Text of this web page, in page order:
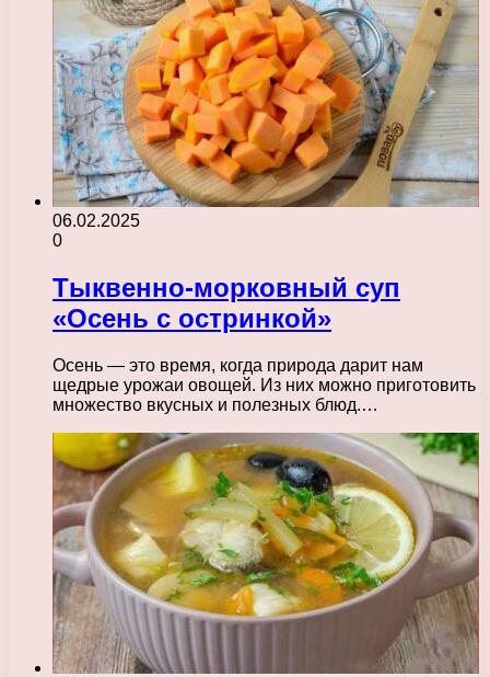
06.02.2025
0
Тыквенно-морковный суп
«Осень с остринкой»
Осень — это время, когда природа дарит нам
щедрые урожаи овощей. Из них можно приготовить
множество вкусных и полезных блюд.…